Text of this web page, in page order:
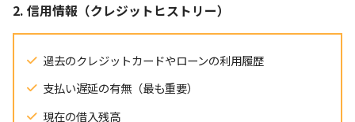
2. 信用情報（クレジットヒストリー）
過去のクレジットカードやローンの利用履歴
支払い遅延の有無（最も重要）
現在の借入残高